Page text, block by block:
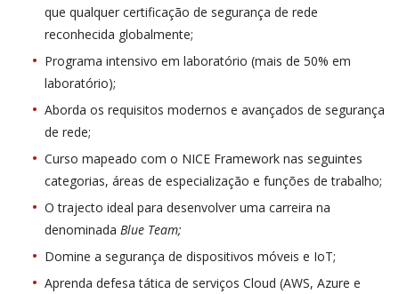
que qualquer certificação de segurança de rede
reconhecida globalmente;
Programa intensivo em laboratório (mais de 50% em
laboratório);
Aborda os requisitos modernos e avançados de segurança
de rede;
Curso mapeado com o NICE Framework nas seguintes
categorias, áreas de especialização e funções de trabalho;
O trajecto ideal para desenvolver uma carreira na
denominada Blue Team;
Domine a segurança de dispositivos móveis e IoT;
Aprenda defesa tática de serviços Cloud (AWS, Azure e